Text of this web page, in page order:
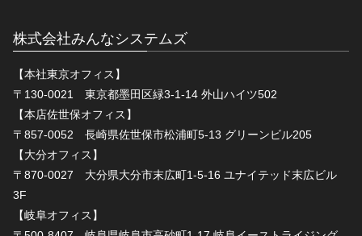
株式会社みんなシステムズ
【本社東京オフィス】
〒130-0021 東京都墨田区緑3-1-14 外山ハイツ502
【本店佐世保オフィス】
〒857-0052 長崎県佐世保市松浦町5-13 グリーンビル205
【大分オフィス】
〒870-0027 大分県大分市末広町1-5-16 ユナイテッド末広ビル
3F
【岐阜オフィス】